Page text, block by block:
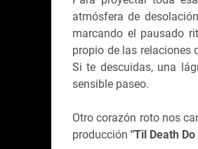
atmósfera de
marcando el pausado
propio de las relaciones
Si te descuidas, una
sensible paseo.
Otro corazón roto nos
producción "Til Death